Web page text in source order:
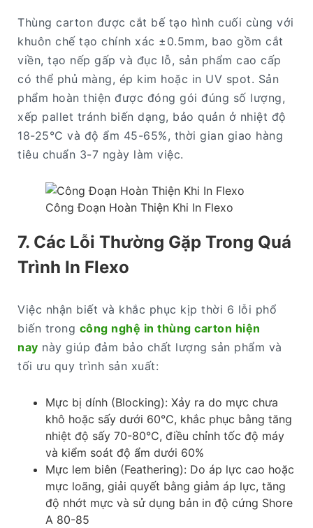
Thùng carton được cắt bế tạo hình cuối cùng với
khuôn chế tạo chính xác ±0.5mm, bao gồm cắt
viền, tạo nếp gấp và đục lỗ, sản phẩm cao cấp
có thể phủ màng, ép kim hoặc in UV spot. Sản
phẩm hoàn thiện được đóng gói đúng số lượng,
xếp pallet tránh biến dạng, bảo quản ở nhiệt độ
18-25°C và độ ẩm 45-65%, thời gian giao hàng
tiêu chuẩn 3-7 ngày làm việc.
Công Đoạn Hoàn Thiện Khi In Flexo
7. Các Lỗi Thường Gặp Trong Quá
Trình In Flexo
Việc nhận biết và khắc phục kịp thời 6 lỗi phổ
biến trong công nghệ in thùng carton hiện
nay này giúp đảm bảo chất lượng sản phẩm và
tối ưu quy trình sản xuất:
Mực bị dính (Blocking): Xảy ra do mực chưa
khô hoặc sấy dưới 60°C, khắc phục bằng tăng
nhiệt độ sấy 70-80°C, điều chỉnh tốc độ máy
và kiểm soát độ ẩm dưới 60%
Mực lem biên (Feathering): Do áp lực cao hoặc
mực loãng, giải quyết bằng giảm áp lực, tăng
độ nhớt mực và sử dụng bản in độ cứng Shore
A 80-85